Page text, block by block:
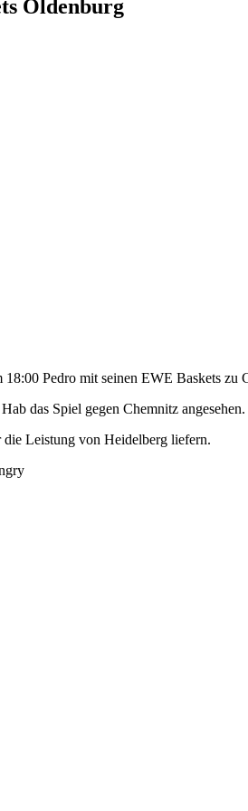
Oldenburg
Pedro mit seinen EWE Baskets zu
das Spiel gegen Chemnitz
die Leistung von Heidelberg liefern.